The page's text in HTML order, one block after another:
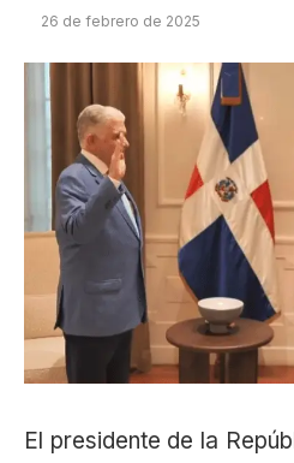
26 de febrero de 2025
El presidente de la